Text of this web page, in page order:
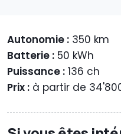
Autonomie : 350 km
Batterie : 50 kWh
Puissance : 136 ch
Prix : à partir de